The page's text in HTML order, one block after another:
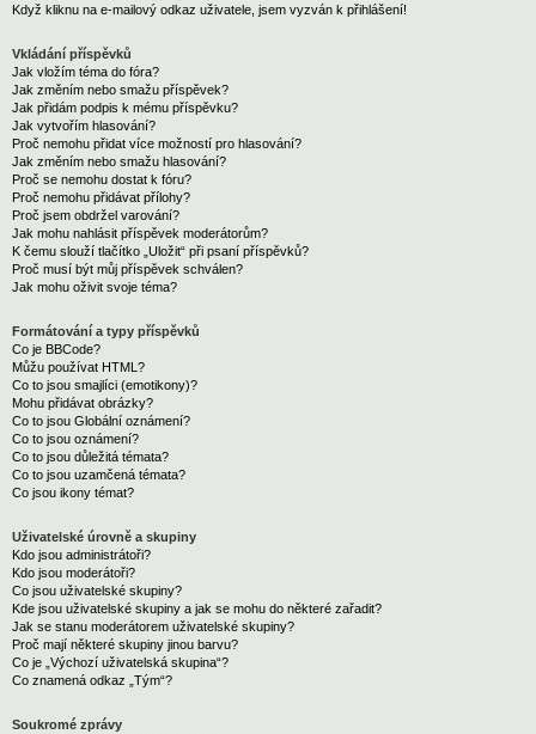
Když kliknu na e-mailový odkaz uživatele, jsem vyzván k přihlášení!
Vkládání příspěvků
Jak vložím téma do fóra?
Jak změním nebo smažu příspěvek?
Jak přidám podpis k mému příspěvku?
Jak vytvořím hlasování?
Proč nemohu přidat více možností pro hlasování?
Jak změním nebo smažu hlasování?
Proč se nemohu dostat k fóru?
Proč nemohu přidávat přílohy?
Proč jsem obdržel varování?
Jak mohu nahlásit příspěvek moderátorům?
K čemu slouží tlačítko „Uložit“ při psaní příspěvků?
Proč musí být můj příspěvek schválen?
Jak mohu oživit svoje téma?
Formátování a typy příspěvků
Co je BBCode?
Můžu používat HTML?
Co to jsou smajlíci (emotikony)?
Mohu přidávat obrázky?
Co to jsou Globální oznámení?
Co to jsou oznámení?
Co to jsou důležitá témata?
Co to jsou uzamčená témata?
Co jsou ikony témat?
Uživatelské úrovně a skupiny
Kdo jsou administrátoři?
Kdo jsou moderátoři?
Co jsou uživatelské skupiny?
Kde jsou uživatelské skupiny a jak se mohu do některé zařadit?
Jak se stanu moderátorem uživatelské skupiny?
Proč mají některé skupiny jinou barvu?
Co je „Výchozí uživatelská skupina“?
Co znamená odkaz „Tým“?
Soukromé zprávy